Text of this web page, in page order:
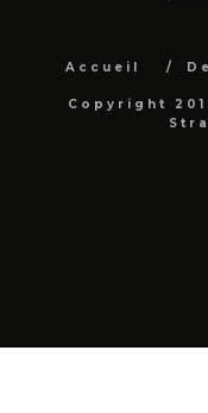
Accueil
Copyright